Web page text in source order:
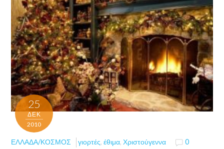
25
ΔΕΚ
2010
ΕΛΛΆΔΑ/ΚΌΣΜΟΣ γιορτές,έθιμα,Χριστούγεννα 0